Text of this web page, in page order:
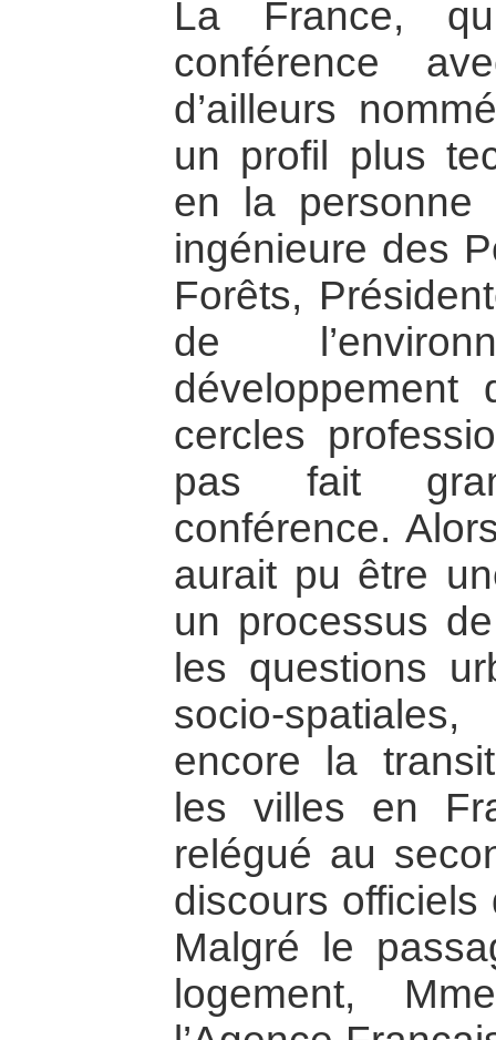
La France,
conférence
d’ailleurs
un profil plus
en la personne
ingénieure des
Forêts,
de
développement
cercles
pas fait
conférence.
aurait pu être
un processus
les questions
socio-
encore la
les villes en
relégué au
discours
Malgré le
logement,